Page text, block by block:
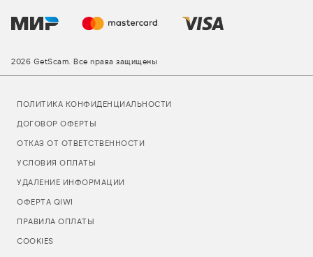
2026 GetScam. Все права защищены
ПОЛИТИКА КОНФИДЕНЦИАЛЬНОСТИ
ДОГОВОР ОФЕРТЫ
ОТКАЗ ОТ ОТВЕТСТВЕННОСТИ
УСЛОВИЯ ОПЛАТЫ
УДАЛЕНИЕ ИНФОРМАЦИИ
ОФЕРТА QIWI
ПРАВИЛА ОПЛАТЫ
COOKIES